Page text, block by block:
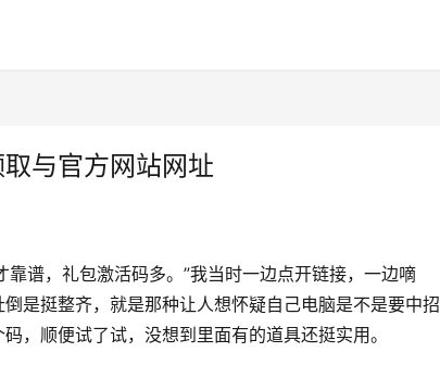
与官方网站网址
谱，礼包激活码多。”我当时一边点开链接，一边嘀
是挺整齐，就是那种让人想怀疑自己电脑是不是要中招
，顺便试了试，没想到里面有的道具还挺实用。